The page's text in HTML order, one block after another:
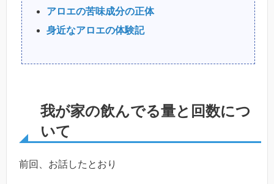
アロエの苦味成分の正体
身近なアロエの体験記
我が家の飲んでる量と回数につ
いて
前回、お話したとおり